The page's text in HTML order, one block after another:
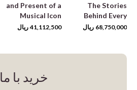
The Stories
Behind Every
Track Written by
the Songs)
68,750,000 ریال
and Present of a
Musical Icon
41,112,500 ریال
خرید با ما